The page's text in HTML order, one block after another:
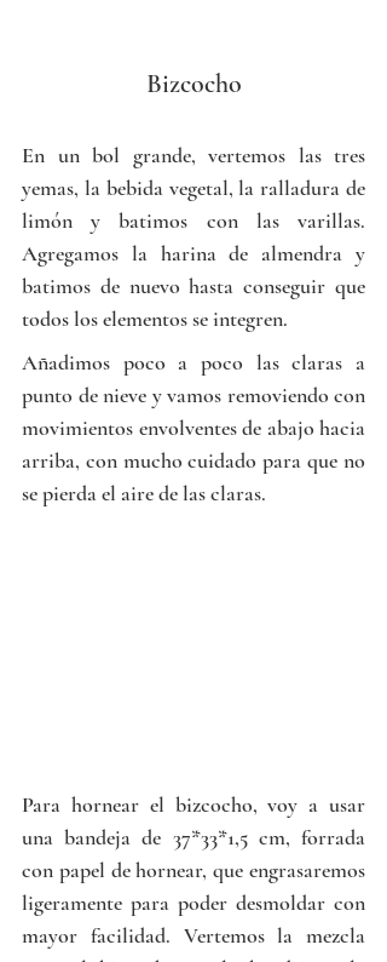
Bizcocho
En un bol grande, vertemos las tres
yemas, la bebida vegetal, la ralladura de
limón y batimos con las varillas.
Agregamos la harina de almendra y
batimos de nuevo hasta conseguir que
todos los elementos se integren.
Añadimos poco a poco las claras a
punto de nieve y vamos removiendo con
movimientos envolventes de abajo hacia
arriba, con mucho cuidado para que no
se pierda el aire de las claras.
Para hornear el bizcocho, voy a usar
una bandeja de 37*33*1,5 cm, forrada
con papel de hornear, que engrasaremos
ligeramente para poder desmoldar con
mayor facilidad. Vertemos la mezcla